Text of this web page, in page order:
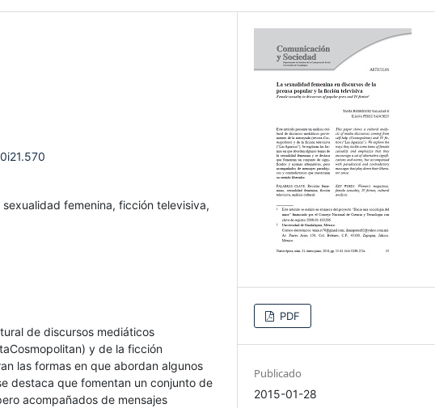
sexualidad femenina, ficción televisiva,
de discursos mediáticos
y de la ficción
las formas en que abordan algunos
destaca que fomentan un conjunto de
acompañados de mensajes
PDF
Publicado
2015-01-28